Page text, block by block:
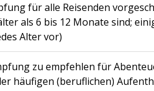
für alle Reisenden
als 6 bis 12 Monate sind;
Alter vor)
zu empfehlen für
häufigen (beruflichen)